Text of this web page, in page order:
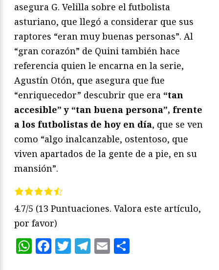
asegura G. Velilla sobre el futbolista
asturiano, que llegó a considerar que sus
raptores “eran muy buenas personas”. Al
“gran corazón” de Quini también hace
referencia quien le encarna en la serie,
Agustín Otón, que asegura que fue
“enriquecedor” descubrir que era “tan
accesible” y “tan buena persona”, frente
a los futbolistas de hoy en día, que se ven
como “algo inalcanzable, ostentoso, que
viven apartados de la gente de a pie, en su
mansión”.
4.7/5 (13 Puntuaciones. Valora este artículo,
por favor)
WhatsApp
Facebook
Twitter
Telegram
Email